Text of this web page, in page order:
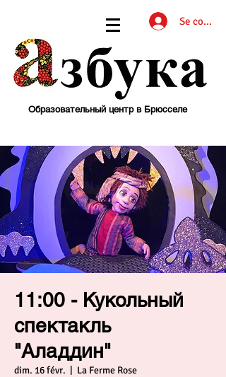
Se
Образовательный центр в Брюсселе
11:00 - Кукольный
спектакль
"Аладдин"
dim. 16 févr.
  |
La Ferme Rose